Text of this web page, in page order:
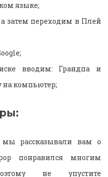
языке;
затем переходим в Плей
вводим: Грандпа и
на компьютер;
рассказывали вам о
понравился многим
не упустите